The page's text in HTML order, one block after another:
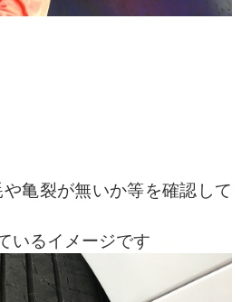
亀裂が無いか等を確認して
いるイメージです